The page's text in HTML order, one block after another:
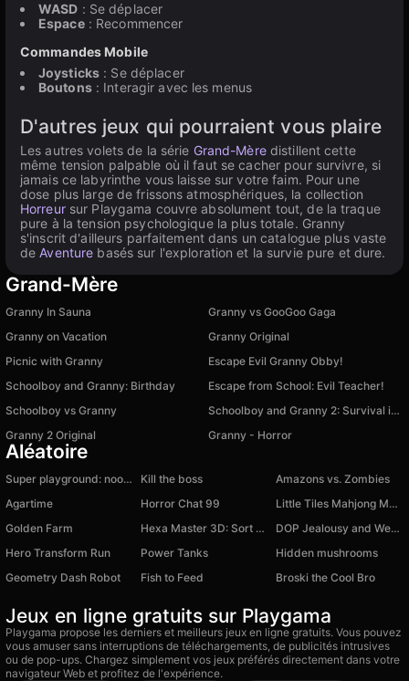
WASD : Se déplacer
Espace: Recommencer
Commandes Mobile
Joysticks : Se déplacer
Boutons: Interagir avec les menus
D'autres jeux qui pourraient vous plaire
Les autres volets de la série Grand-Mèredistillent cette
même tension palpable où il faut se cacher pour survivre, si
jamais ce labyrinthe vous laisse sur votre faim. Pour une
dose plus large de frissons atmosphériques, la collection
Horreursur Playgama couvre absolument tout, de la traque
pure à la tension psychologique la plus totale. Granny
s'inscrit d'ailleurs parfaitement dans un catalogue plus vaste
deAventure basés sur l'exploration et la survie pure et dure.
Grand-Mère
Granny In Sauna
Granny vs GooGoo Gaga
Granny on Vacation
Granny Original
Picnic with Granny
Escape Evil Granny Obby!
Schoolboy and Granny: Birthday
Escape from School: Evil Teacher!
Schoolboy vs Granny
Schoolboy and Granny 2: Survival in the Forest
Granny 2 Original
Granny - Horror
Aléatoire
Super playground: noobs, chips and cola! Kill the boss
Amazons vs. Zombies
Agartime
Horror Chat 99
Little Tiles Mahjong Match 3
Golden Farm
Hexa Master 3D: Sort Puzzle
DOP Jealousy and Weakness
Hero Transform Run
Power Tanks
Hidden mushrooms
Geometry Dash Robot
Fish to Feed Broski the Cool Bro
Jeux en ligne gratuits sur Playgama
Playgama propose les derniers et meilleurs jeux en ligne gratuits. Vous pouvez
vous amuser sans interruptions de téléchargements, de publicités intrusives
ou de pop-ups. Chargez simplement vos jeux préférés directement dans votre
navigateur Web et profitez de l'expérience.